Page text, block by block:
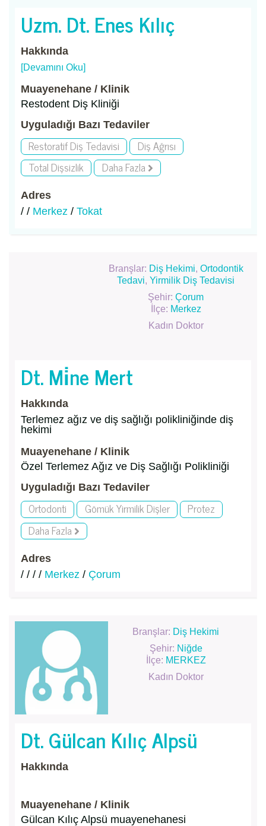
Uzm. Dt. Enes Kılıç
Hakkında
[Devamını Oku]
Muayenehane / Klinik
Restodent Diş Kliniği
Uyguladığı Bazı Tedaviler
Restoratif Diş Tedavisi
Diş Ağrısı
Total Dişsizlik
Daha Fazla
Adres
/ / Merkez / Tokat
Branşlar: Diş Hekimi, Ortodontik
Tedavi,Yirmilik Diş Tedavisi
Şehir:Çorum
İlçe: Merkez
Kadın Doktor
Dt. Mi̇ne Mert
Hakkında
Terlemez ağız ve diş sağlığı polikliniğinde diş
hekimi
Muayenehane / Klinik
Özel Terlemez Ağız ve Diş Sağlığı Polikliniği
Uyguladığı Bazı Tedaviler
Ortodonti Gömük Yirmilik Dişler
Protez
Daha Fazla
Adres
/ / / / Merkez / Çorum
Branşlar: Diş Hekimi
Şehir: Niğde
İlçe: MERKEZ
Kadın Doktor
Dt. Gülcan Kılıç Alpsü
Hakkında
Muayenehane / Klinik
Gülcan Kılıç Alpsü muayenehanesi